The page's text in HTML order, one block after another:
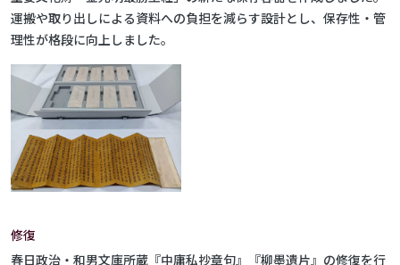
運搬や取り出しによる資料への負担を減らす設計とし、保存性・管
理性が格段に向上しました。
修復
春日政治・和男文庫所蔵『中庸私抄章句』『柳墨遺片』の修復を行